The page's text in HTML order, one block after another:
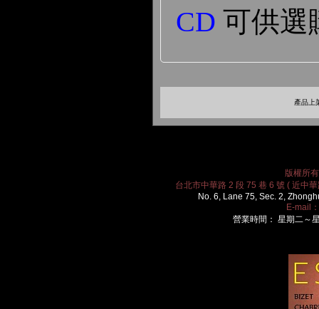
CD可供選
產品上
版權所
台北市中華路 2 段 75 巷 6 號 ( 近中
No. 6, Lane 75, Sec. 2,
E-mail：
營業時間： 星期二～